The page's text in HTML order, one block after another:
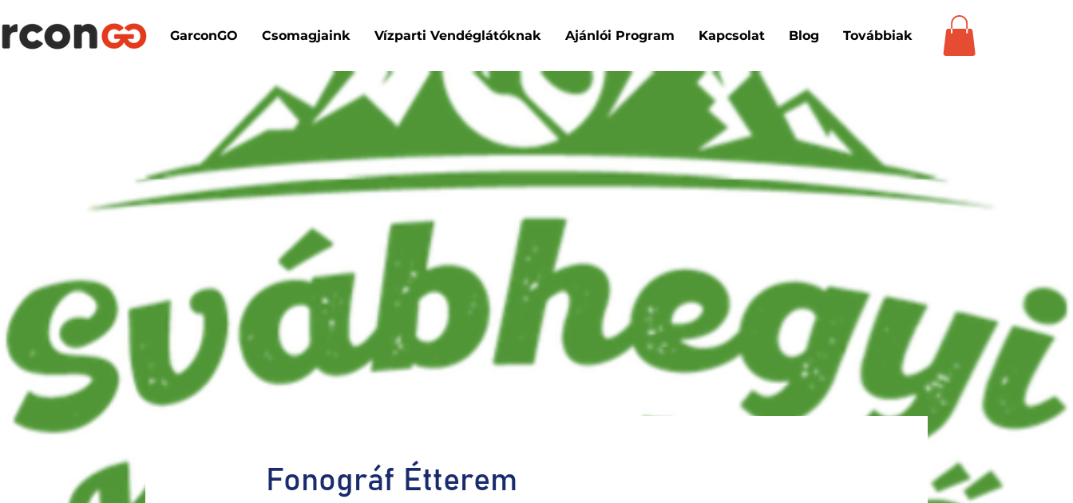
GarconGO Csomagjaink Vízparti Vendéglátóknak Ajánlói Program Kapcsolat Blog Továbbiak
Fonográf Étterem